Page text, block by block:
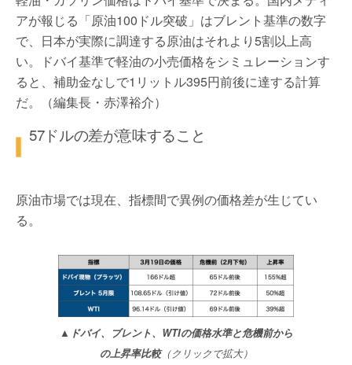
アが報じる「原油100ドル突破」はブレント基準の数字
で、日本が実際に調達する原油はそれより5割以上高
い。ドバイ基準で軽油の小売価格をシミュレーションす
ると、補助金なしで1リットル395円前後に達する計算
だ。（編集長・赤澤裕介）
57ドルの差が意味すること
原油市場では現在、指標間で異例の価格差が生じてい
る。
▲ドバイ、ブレント、WTIの価格水準と危機前から
の上昇率比較（クリックで拡大）